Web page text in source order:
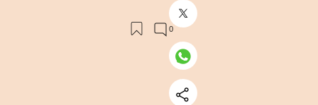
© 2026 El León de El Español Publicaciones S.A.